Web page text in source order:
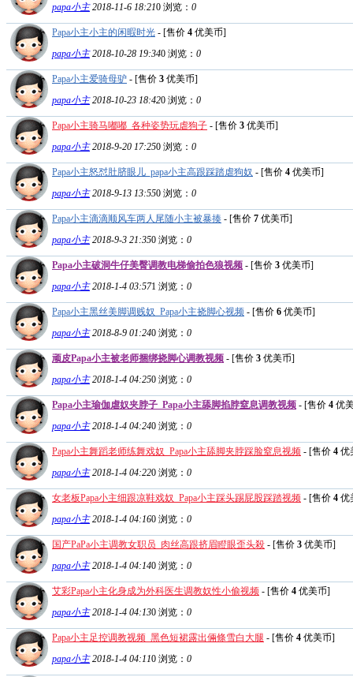
papa小主 2018-11-6 18:210 浏览： 0
Papa小主小主的闲暇时光 - [售价 4 优美币]
papa小主 2018-10-28 19:340 浏览： 0
Papa小主爱骑母驴 - [售价 3 优美币]
papa小主 2018-10-23 18:420 浏览： 0
Papa小主骑马嘟嘟_各种姿势玩虐狗子 - [售价 3 优美币]
papa小主 2018-9-20 17:250 浏览： 0
Papa小主怒怼肚脐眼儿_papa小主高跟踩踏虐狗奴 - [售价 4 优美币]
papa小主 2018-9-13 13:550 浏览： 0
Papa小主滴滴顺风车两人尾随小主被暴揍 - [售价 7 优美币]
papa小主 2018-9-3 21:350 浏览： 0
Papa小主破洞牛仔美臀调教电梯偷拍色狼视频 - [售价 3 优美币]
papa小主 2018-1-4 03:571 浏览： 0
Papa小主黑丝美脚调贱奴_Papa小主挠脚心视频 - [售价 6 优美币]
papa小主 2018-8-9 01:240 浏览： 0
顽皮Papa小主被老师捆绑挠脚心调教视频 - [售价 3 优美币]
papa小主 2018-1-4 04:250 浏览： 0
Papa小主瑜伽虐奴夹脖子_Papa小主舔脚掐脖窒息调教视频 - [售价 4 优
papa小主 2018-1-4 04:240 浏览： 0
Papa小主舞蹈老师练舞戏奴_Papa小主舔脚夹脖踩脸窒息视频 - [售价 4 优
papa小主 2018-1-4 04:220 浏览： 0
女老板Papa小主细跟凉鞋戏奴_Papa小主踩头踢屁股踩踏视频 - [售价 4 优
papa小主 2018-1-4 04:160 浏览： 0
国产PaPa小主调教女职员_肉丝高跟挤眉瞪眼歪头殺 - [售价 3 优美币]
papa小主 2018-1-4 04:140 浏览： 0
艾彩Papa小主化身成为外科医生调教奴性小偷视频 - [售价 4 优美币]
papa小主 2018-1-4 04:130 浏览： 0
Papa小主足控调教视频_黑色短裙露出倆條雪白大腿 - [售价 4 优美币]
papa小主 2018-1-4 04:110 浏览： 0